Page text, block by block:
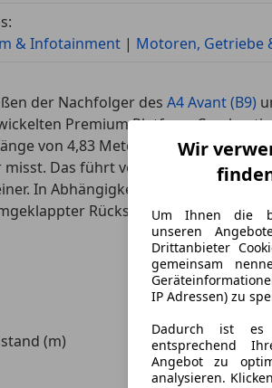
Wir
Um Ihnen die
unseren
Drittanbieter
gemeinsam
IP Adressen) zu
Dadurch ist es
entsprechend
Angebot zu
analysieren.
& Infotainment | Motoren, Getriebe
der Nachfolger des A4 Avant (B9)
Premium Platform
von 4,83 Metern ist der A5
Das führt vor allem in der
In Abhängigkeit vom gewählten
Rücksitzlehne zur
(m)